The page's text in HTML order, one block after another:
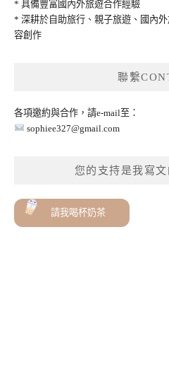
* 具備豐富國內外旅遊合作經驗
* 深耕於自助旅行、親子旅遊、國內
容創作
聯繫
各項邀約與合作，請e-mail至：
sophiee327@gmail.com
您的支持是我寫
請我喝杯奶茶